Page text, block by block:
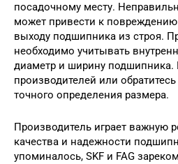
посадочному месту.
может привести к
выходу подшипника из строя.
необходимо учитывать
диаметр и ширину подшипника.
производителей или
точного определения размера.
Производитель играет важную
качества и надежности
упоминалось, SKF и FAG